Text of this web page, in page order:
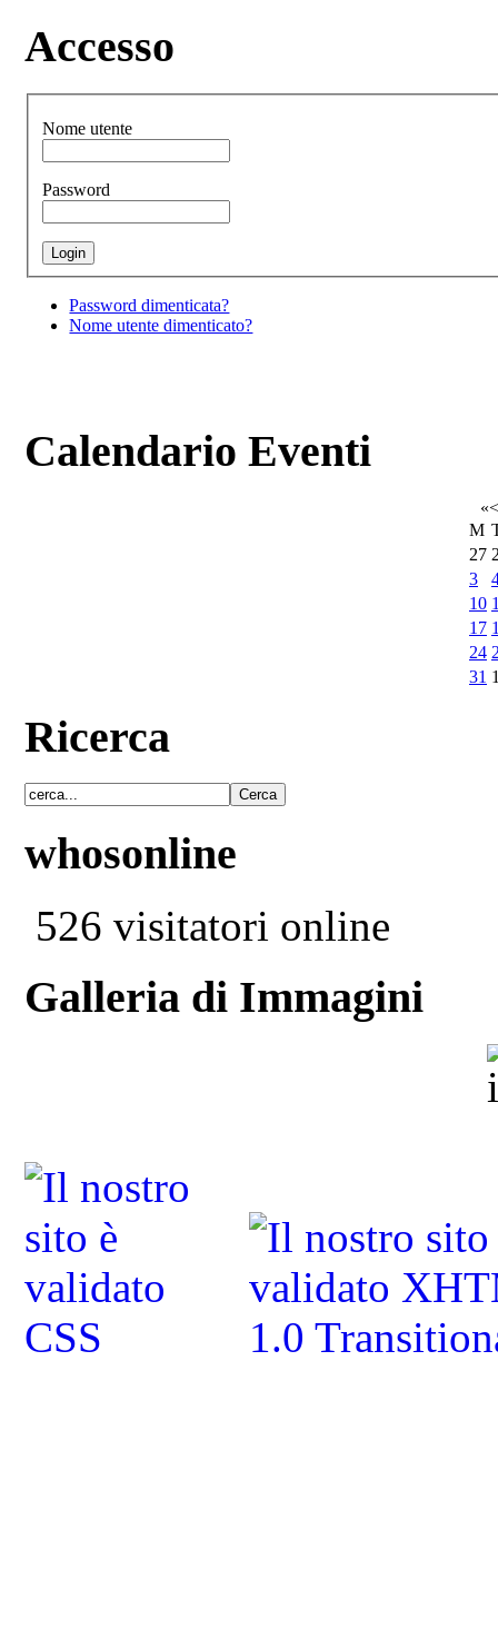
Accesso
Nome utente
Password
Password dimenticata?
Nome utente dimenticato?
Calendario Eventi
«<
M
27
3
10
17
24
31
Ricerca
whosonline
526 visitatori online
Galleria di Immagini